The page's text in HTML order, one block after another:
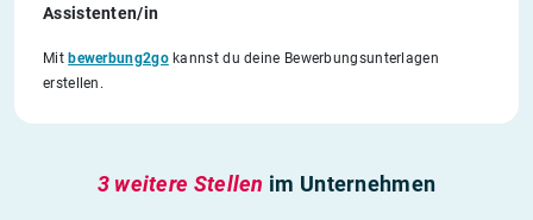
Assistenten/in
Mit bewerbung2gokannst du deine Bewerbungsunterlagen
erstellen.
3 weitere Stellen im Unternehmen